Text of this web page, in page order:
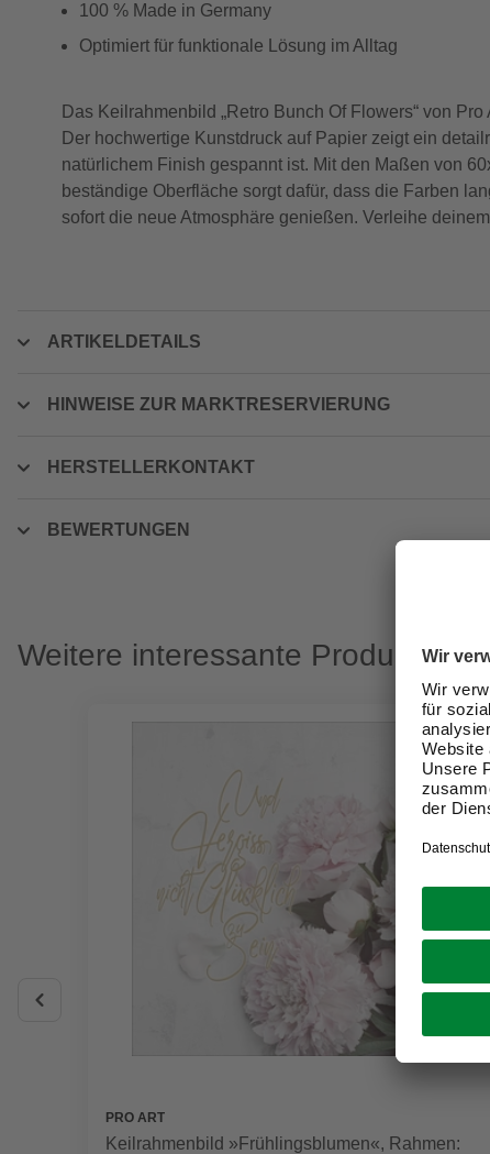
100 % Made in Germany
Optimiert für funktionale Lösung im Alltag
Das Keilrahmenbild „Retro Bunch Of Flowers“ von
Der hochwertige Kunstdruck auf Papier zeigt ein
natürlichem Finish gespannt ist. Mit den Maßen von
beständige Oberfläche sorgt dafür, dass die Farben
sofort die neue Atmosphäre genießen. Verleihe
ARTIKELDETAILS
HINWEISE ZUR MARKTRESERVIERUNG
HERSTELLERKONTAKT
BEWERTUNGEN
Weitere interessante Produkte
PRO ART
Keilrahmenbild »Frühlingsblumen«, Rahmen: